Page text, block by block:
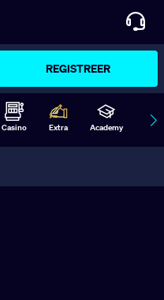
REGISTREER
Casino Extra Academy